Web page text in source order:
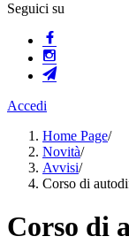
Seguici su
Accedi
Home Page/
Novità/
Avvisi/
Corso di
Corso di